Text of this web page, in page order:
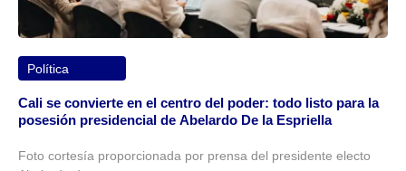
Política
Cali se convierte en el centro del poder: todo listo para la
posesión presidencial de Abelardo De la Espriella
Foto cortesía proporcionada por prensa del presidente electo